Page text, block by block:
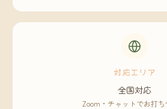
対応エリア
全国対応
Zoom・チャットでお打